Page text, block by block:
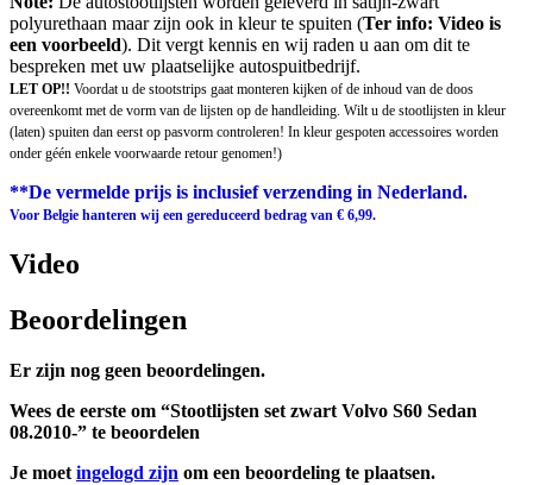
polyurethaan maar zijn ook in kleur te spuiten (Ter info: Video is
een voorbeeld). Dit vergt kennis en wij raden u aan om dit te
bespreken met uw plaatselijke autospuitbedrijf.
LET OP!! Voordat u de stootstrips gaat monteren kijken of de inhoud van de doos
overeenkomt met de vorm van de lijsten op de handleiding. Wilt u de stootlijsten in kleur
(laten) spuiten dan eerst op pasvorm controleren! In kleur gespoten accessoires worden
onder géén enkele voorwaarde retour genomen!)
**De vermelde prijs is inclusief verzending in Nederland.
Voor Belgie hanteren wij een gereduceerd bedrag van € 6,99.
Video
Beoordelingen
Er zijn nog geen beoordelingen.
Wees de eerste om “Stootlijsten set zwart Volvo S60 Sedan
08.2010-” te beoordelen
Je moet ingelogd zijn om een beoordeling te plaatsen.